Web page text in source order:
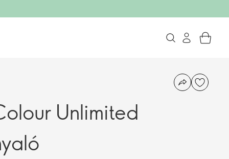
Unlimited